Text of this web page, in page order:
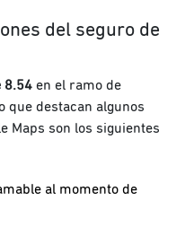
del seguro de
8.54 en el ramo de
que destacan algunos
Maps son los siguientes
al momento de